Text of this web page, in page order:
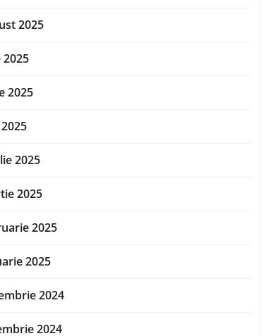
2025
2025
2025
2025
2025
2025
2025
2024
2024